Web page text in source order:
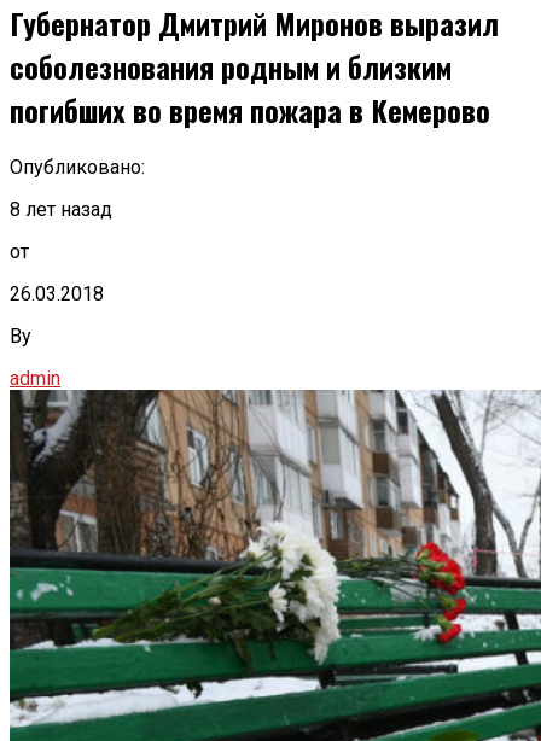
Губернатор Дмитрий Миронов выразил
соболезнования родным и близким
погибших во время пожара в Кемерово
Опубликовано:
8 лет назад
от
26.03.2018
By
admin